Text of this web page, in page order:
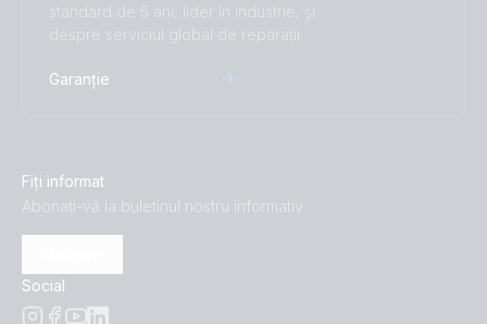
standard de 5 ani, lider în industrie, și
despre serviciul global de reparații.
Garanție
Fiți informat
Abonați-vă la buletinul nostru informativ
Social